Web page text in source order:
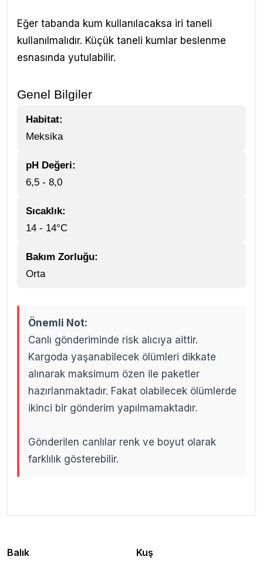
Eğer tabanda kum kullanılacaksa iri taneli
kullanılmalıdır. Küçük taneli kumlar beslenme
esnasında yutulabilir.
Genel Bilgiler
Habitat:
Meksika
pH Değeri:
6,5 - 8,0
Sıcaklık:
14 - 14°C
Bakım Zorluğu:
Orta
Önemli Not:
Canlı gönderiminde risk alıcıya aittir.
Kargoda yaşanabilecek ölümleri dikkate
alınarak maksimum özen ile paketler
hazırlanmaktadır. Fakat olabilecek ölümlerde
ikinci bir gönderim yapılmamaktadır.
Gönderilen canlılar renk ve boyut olarak
farklılık gösterebilir.
Balık Kuş